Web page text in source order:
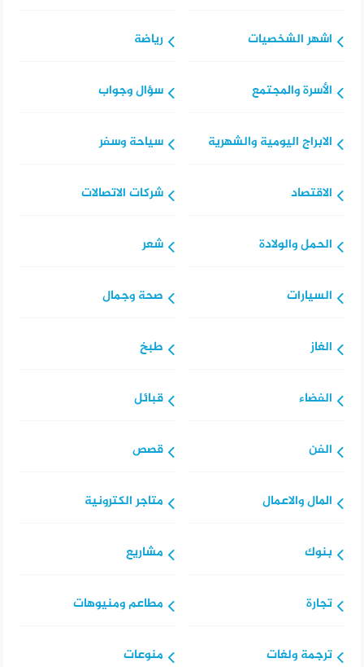
اشهر الشخصيات
الأسرة والمجتمع
الابراج اليومية والشهرية
الاقتصاد
الحمل والولادة
السيارات
الغاز
الفضاء
الفن
المال والاعمال
بنوك
تجارة
ترجمة ولغات
رياضة
سؤال وجواب
سياحة وسفر
شركات الاتصالات
شعر
صحة وجمال
طبخ
قبائل
قصص
متاجر الكترونية
مشاريع
مطاعم ومنيوهات
منوعات